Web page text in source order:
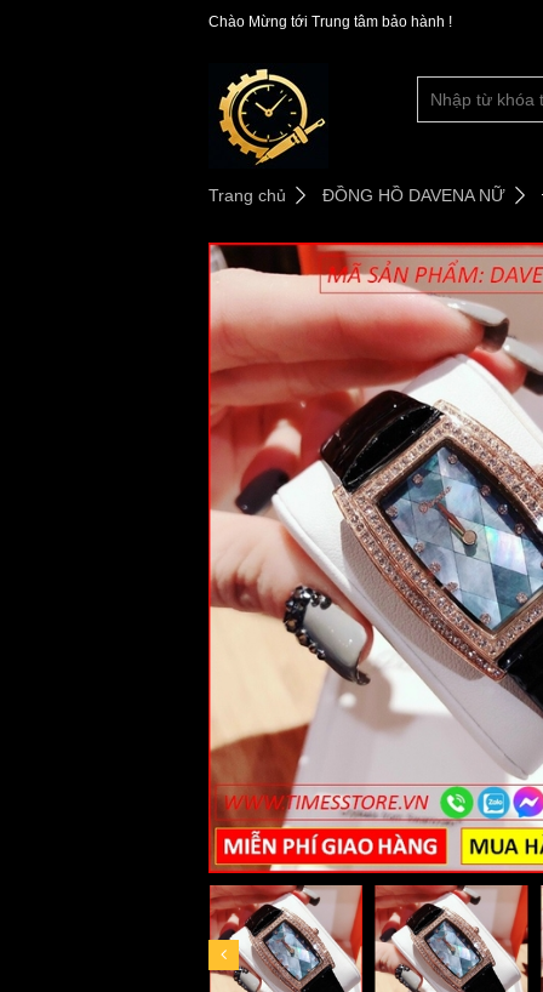
Chào Mừng tới Trung tâm bảo hành !
Trang chủ ĐỒNG HỒ DAVENA NỮ